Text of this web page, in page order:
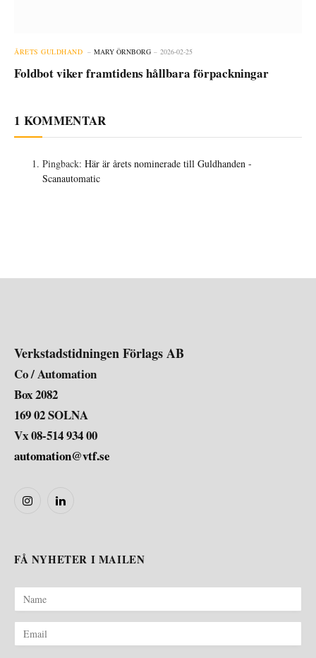
ÅRETS GULDHAND MARY ÖRNBORG 2026-02-25
Foldbot viker framtidens hållbara förpackningar
1 KOMMENTAR
Pingback: Här är årets nominerade till Guldhanden -
Scanautomatic
Verkstadstidningen Förlags AB
Co / Automation
Box 2082
169 02 SOLNA
Vx 08-514 934 00
automation@vtf.se
InstagramLinkedIn
FÅ NYHETER I MAILEN